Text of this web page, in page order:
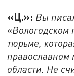
«Ц.»: Вы
«Вологодском
тюрьме,
православном
области. Не